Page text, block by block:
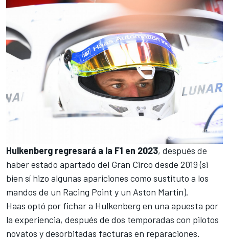
Hulkenberg regresará a la F1 en 2023, después de
haber estado apartado del Gran Circo desde 2019 (si
bien sí hizo algunas apariciones como sustituto a los
mandos de un Racing Point y un Aston Martin).
Haas optó por fichar a Hulkenberg en una apuesta por
la experiencia, después de dos temporadas con pilotos
novatos y desorbitadas facturas en reparaciones.